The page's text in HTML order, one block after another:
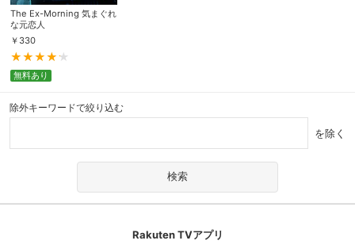
The Ex-Morning 気まぐれ
な元恋人
￥ 330
無料あり
除外キーワードで絞り込む
を除く
Rakuten TVアプリ